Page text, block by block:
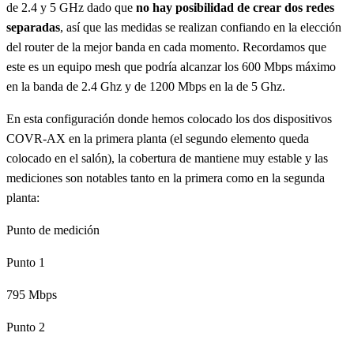
de 2.4 y 5 GHz dado que no hay posibilidad de crear dos redes
separadas, así que las medidas se realizan confiando en la elección
del router de la mejor banda en cada momento. Recordamos que
este es un equipo mesh que podría alcanzar los 600 Mbps máximo
en la banda de 2.4 Ghz y de 1200 Mbps en la de 5 Ghz.
En esta configuración donde hemos colocado los dos dispositivos
COVR-AX en la primera planta (el segundo elemento queda
colocado en el salón), la cobertura de mantiene muy estable y las
mediciones son notables tanto en la primera como en la segunda
planta:
Punto de medición
Punto 1
795 Mbps
Punto 2